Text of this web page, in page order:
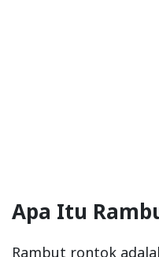
Apa Itu
Rambut rontok